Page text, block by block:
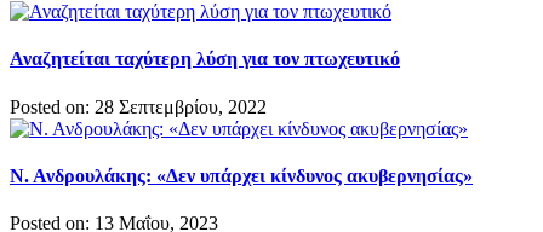
Αναζητείται ταχύτερη λύση για τον πτωχευτικό
Posted on: 28 Σεπτεμβρίου, 2022
Ν. Ανδρουλάκης: «Δεν υπάρχει κίνδυνος ακυβερνησίας»
Posted on: 13 Μαΐου, 2023